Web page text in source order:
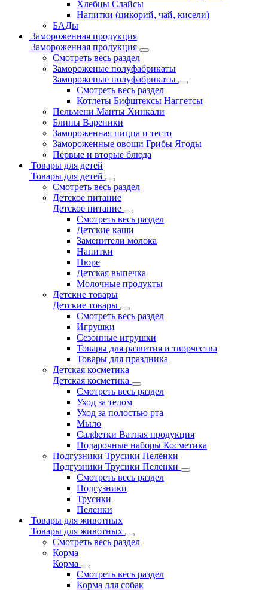
Хлебцы Слайсы
Напитки (цикорий, чай, кисели)
БАДы
Замороженная продукция
Замороженная продукция
Смотреть весь раздел
Замороженые полуфабрикаты
Замороженые полуфабрикаты
Смотреть весь раздел
Котлеты Бифштексы Наггетсы
Пельмени Манты Хинкали
Блины Вареники
Замороженная пицца и тесто
Замороженные овощи Грибы Ягоды
Первые и вторые блюда
Товары для детей
Товары для детей
Смотреть весь раздел
Детское питание
Детское питание
Смотреть весь раздел
Детские каши
Заменители молока
Напитки
Пюре
Детская выпечка
Молочные продукты
Детские товары
Детские товары
Смотреть весь раздел
Игрушки
Сезонные игрушки
Товары для развития и творчества
Товары для праздника
Детская косметика
Детская косметика
Смотреть весь раздел
Уход за телом
Уход за полостью рта
Мыло
Салфетки Ватная продукция
Подарочные наборы Косметика
Подгузники Трусики Пелёнки
Подгузники Трусики Пелёнки
Смотреть весь раздел
Подгузники
Трусики
Пеленки
Товары для животных
Товары для животных
Смотреть весь раздел
Корма
Корма
Смотреть весь раздел
Корма для собак